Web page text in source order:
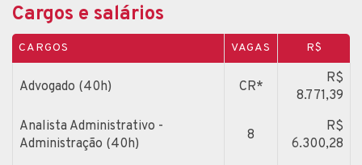
Cargos e salários
CARGOS VAGAS R$
Advogado (40h) CR*
R$
8.771,39
Analista Administrativo -
Administração (40h)
8
R$
6.300,28